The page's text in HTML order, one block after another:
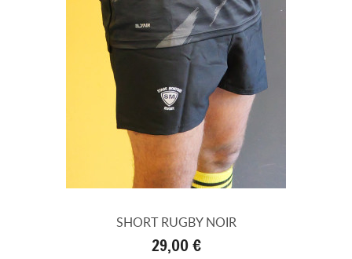
SHORT RUGBY NOIR
Prix
29,00 €